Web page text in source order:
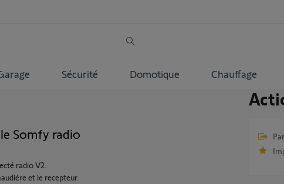
Sécurité Domotique Chauffage
Somfy radio
radio V2.
et le recepteur.